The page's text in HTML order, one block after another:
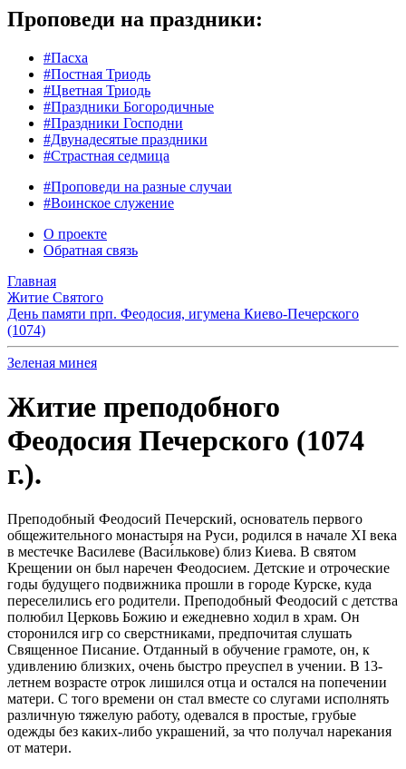
Проповеди на праздники:
#Пасха
#Постная Триодь
#Цветная Триодь
#Праздники Богородичные
#Праздники Господни
#Двунадесятые праздники
#Страстная седмица
#Проповеди на разные случаи
#Воинское служение
О проекте
Обратная связь
Главная
Житие Святого
День памяти прп. Феодосия, игумена Киево-Печерского
(1074)
Зеленая минея
Житие преподобного
Феодосия Печерского (1074
г.).
Преподобный Феодосий Печерский, основатель первого
общежительного монастыря на Руси, родился в начале XI века
в местечке Василеве (Васи́лькове) близ Киева. В святом
Крещении он был наречен Феодосием. Детские и отроческие
годы будущего подвижника прошли в городе Курске, куда
переселились его родители. Преподобный Феодосий с детства
полюбил Церковь Божию и ежедневно ходил в храм. Он
сторонился игр со сверстниками, предпочитая слушать
Священное Писание. Отданный в обучение грамоте, он, к
удивлению близких, очень быстро преуспел в учении. В 13-
летнем возрасте отрок лишился отца и остался на попечении
матери. С того времени он стал вместе со слугами исполнять
различную тяжелую работу, одевался в простые, грубые
одежды без каких-либо украшений, за что получал нарекания
от матери.